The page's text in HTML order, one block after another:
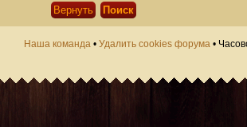
Наша команда • Удалить cookies форума •